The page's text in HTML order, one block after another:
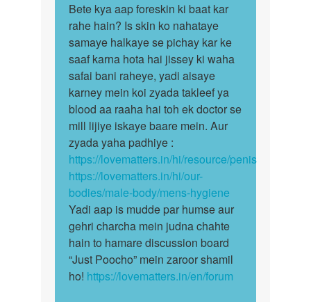
mein…
by
Auntyji
to
Ling
upar
ane
ka
upay
bataye
by
Lalit
Bete
kya
aap
foreskin
ki…
Bete kya aap foreskin ki baat kar
rahe hain? Is skin ko nahataye
samaye halkaye se pichay kar ke
saaf karna hota hai jissey ki waha
safai bani raheye, yadi aisaye
karney mein koi zyada takleef ya
blood aa raaha hai toh ek doctor se
mill lijiye iskaye baare mein. Aur
zyada yaha padhiye :
https://lovematters.in/hi/resource/penis
https://lovematters.in/hi/our-
bodies/male-body/mens-hygiene
Yadi aap is mudde par humse aur
gehri charcha mein judna chahte
hain to hamare discussion board
“Just Poocho” mein zaroor shamil
ho! https://lovematters.in/en/forum